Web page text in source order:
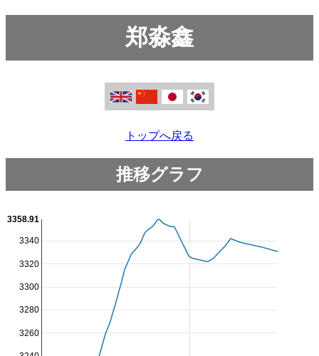
郑淼鑫
トップへ戻る
推移グラフ
3260
3280
3300
3320
3340
3358.91